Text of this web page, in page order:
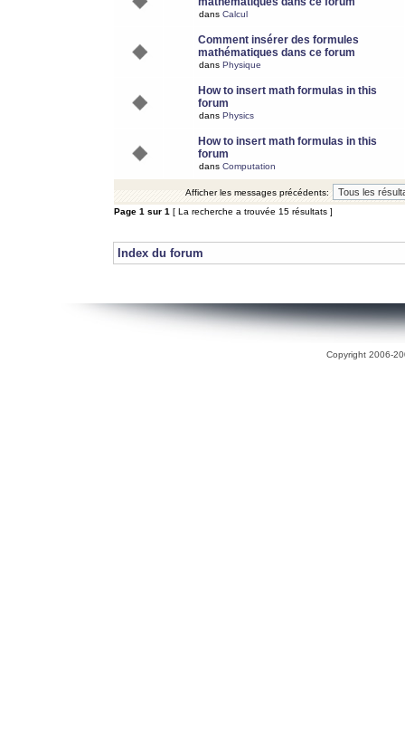
dans Calcul
Comment insérer des formules
mathématiques dans ce forum
dans Physique
How to insert math formulas in this
forum
dans Physics
How to insert math formulas in this
forum
dans Computation
Afficher les messages précédents:
Page 1 sur 1 [ La recherche a trouvée 15 résultats ]
Index du forum
Copyright 2006-